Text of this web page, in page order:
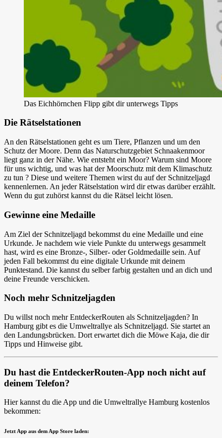
Das Eichhörnchen Flipp gibt dir unterwegs Tipps
Die Rätselstationen
An den Rätselstationen geht es um Tiere, Pflanzen und um den
Schutz der Moore. Denn das Naturschutzgebiet Schnaakenmoor
liegt ganz in der Nähe. Wie entsteht ein Moor? Warum sind Moore
für uns wichtig, und was hat der Moorschutz mit dem Klimaschutz
zu tun ? Diese und weitere Themen wirst du auf der Schnitzeljagd
kennenlernen. An jeder Rätselstation wird dir etwas darüber erzählt.
Wenn du gut zuhörst kannst du die Rätsel leicht lösen.
Gewinne eine Medaille
Am Ziel der Schnitzeljagd bekommst du eine Medaille und eine
Urkunde. Je nachdem wie viele Punkte du unterwegs gesammelt
hast, wird es eine Bronze-, Silber- oder Goldmedaille sein. Auf
jeden Fall bekommst du eine digitale Urkunde mit deinem
Punktestand. Die kannst du selber farbig gestalten und an dich und
deine Freunde verschicken.
Noch mehr Schnitzeljagden
Du willst noch mehr EntdeckerRouten als Schnitzeljagden? In
Hamburg gibt es die Umweltrallye als Schnitzeljagd. Sie startet an
den Landungsbrücken. Dort erwartet dich die Möwe Kaja, die dir
Tipps und Hinweise gibt.
Du hast die EntdeckerRouten-App noch nicht auf
deinem Telefon?
Hier kannst du die App und die Umweltrallye Hamburg kostenlos
bekommen:
Jetzt App aus dem App Store laden: